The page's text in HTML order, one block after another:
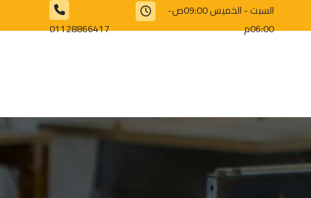
السبت - الخميس 09:00ص-
06:00م
01128866417⁩